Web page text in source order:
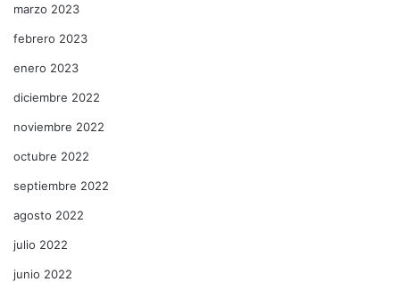
marzo 2023
febrero 2023
enero 2023
diciembre 2022
noviembre 2022
octubre 2022
septiembre 2022
agosto 2022
julio 2022
junio 2022